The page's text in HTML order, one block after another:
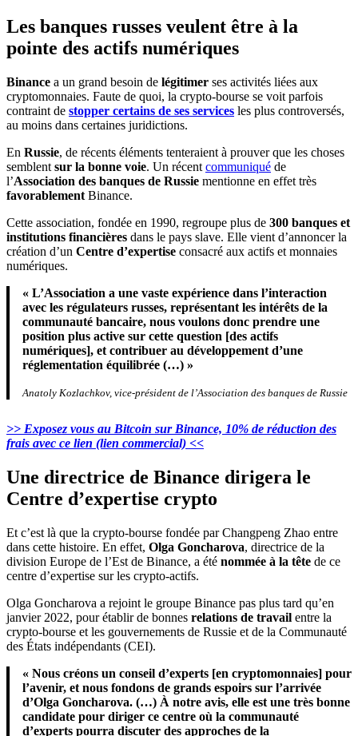
Les banques russes veulent être à la
pointe des actifs numériques
Binance a un grand besoin de légitimer ses activités liées aux
cryptomonnaies. Faute de quoi, la crypto-bourse se voit parfois
contraint de stopper certains de ses services les plus controversés,
au moins dans certaines juridictions.
En Russie, de récents éléments tenteraient à prouver que les choses
semblent sur la bonne voie. Un récent communiqué de
l’Association des banques de Russie mentionne en effet très
favorablement Binance.
Cette association, fondée en 1990, regroupe plus de 300 banques et
institutions financières dans le pays slave. Elle vient d’annoncer la
création d’un Centre d’expertise consacré aux actifs et monnaies
numériques.
« L’Association a une vaste expérience dans l’interaction
avec les régulateurs russes, représentant les intérêts de la
communauté bancaire, nous voulons donc prendre une
position plus active sur cette question [des actifs
numériques], et contribuer au développement d’une
réglementation équilibrée (…) »
Anatoly Kozlachkov, vice-président de l’Association des banques de Russie
>> Exposez vous au Bitcoin sur Binance, 10% de réduction des
frais avec ce lien (lien commercial) <<
Une directrice de Binance dirigera le
Centre d’expertise crypto
Et c’est là que la crypto-bourse fondée par Changpeng Zhao entre
dans cette histoire. En effet, Olga Goncharova, directrice de la
division Europe de l’Est de Binance, a été nommée à la tête de ce
centre d’expertise sur les crypto-actifs.
Olga Goncharova a rejoint le groupe Binance pas plus tard qu’en
janvier 2022, pour établir de bonnes relations de travail entre la
crypto-bourse et les gouvernements de Russie et de la Communauté
des États indépendants (CEI).
« Nous créons un conseil d’experts [en cryptomonnaies] pour
l’avenir, et nous fondons de grands espoirs sur l’arrivée
d’Olga Goncharova. (…) À notre avis, elle est une très bonne
candidate pour diriger ce centre où la communauté
d’experts pourra discuter des approches de la